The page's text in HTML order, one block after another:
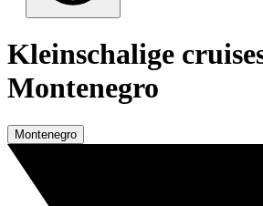
Kleinschalige
Montenegro
Montenegro